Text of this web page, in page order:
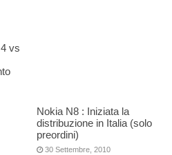
vs
Nokia N8 : Iniziata la
distribuzione in Italia (solo
preordini)
30 Settembre, 2010